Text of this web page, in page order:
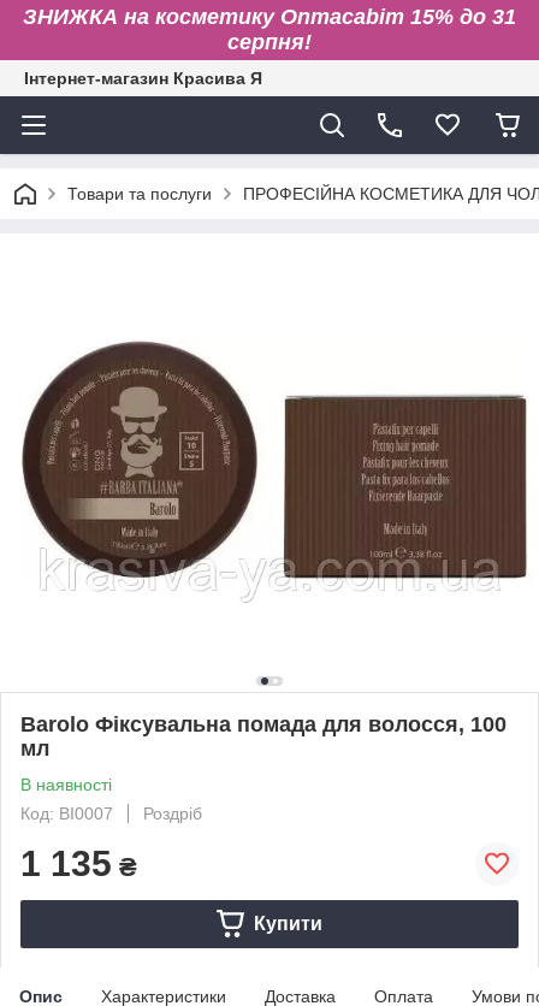
ЗНИЖКА на косметику Onmacabim 15% до 31
серпня!
Інтернет-магазин Красива Я
Товари та послуги ПРОФЕСІЙНА КОСМЕТИКА ДЛЯ
Barolo Фіксувальна помада для волосся, 100
мл
В наявності
Код: BI0007
Роздріб
1 135 ₴
Купити
Опис Характеристики Доставка Оплата Умови